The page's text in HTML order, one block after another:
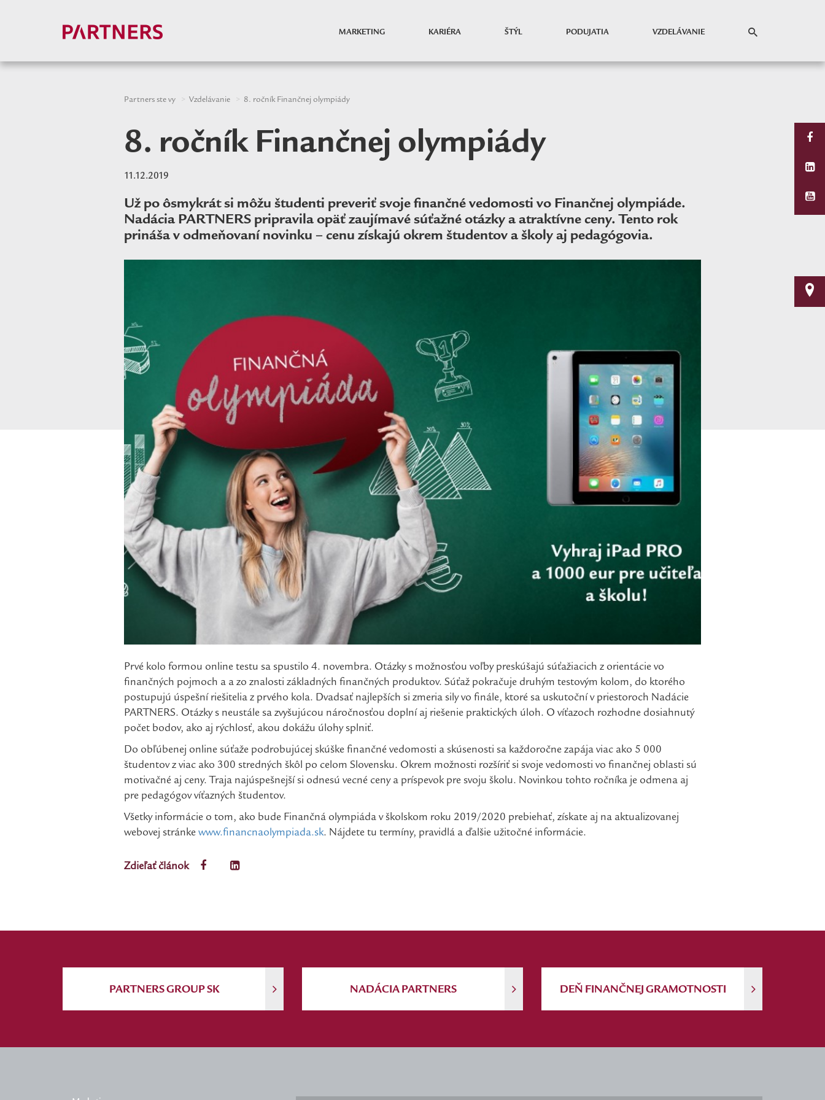
MARKETING KARIÉRA ŠTÝL PODUJATIA VZDELÁVANIE
Partners ste vy Vzdelávanie 8. ročník Finančnej olympiády
8. ročník Finančnej olympiády
11.12.2019
Už po ôsmykrát si môžu študenti preveriť svoje finančné vedomosti vo Finančnej olympiáde.
Nadácia PARTNERS pripravila opäť zaujímavé súťažné otázky a atraktívne ceny. Tento rok
prináša v odmeňovaní novinku – cenu získajú okrem študentov a školy aj pedagógovia.
Prvé kolo formou online testu sa spustilo 4. novembra. Otázky s možnosťou voľby preskúšajú súťažiacich z orientácie vo
finančných pojmoch a a zo znalosti základných finančných produktov. Súťaž pokračuje druhým testovým kolom, do ktorého
postupujú úspešní riešitelia z prvého kola. Dvadsať najlepších si zmeria sily vo finále, ktoré sa uskutoční v priestoroch Nadácie
PARTNERS. Otázky s neustále sa zvyšujúcou náročnosťou doplní aj riešenie praktických úloh. O víťazoch rozhodne dosiahnutý
počet bodov, ako aj rýchlosť, akou dokážu úlohy splniť.
Do obľúbenej online súťaže podrobujúcej skúške finančné vedomosti a skúsenosti sa každoročne zapája viac ako 5 000
študentov z viac ako 300 stredných škôl po celom Slovensku. Okrem možnosti rozšíriť si svoje vedomosti vo finančnej oblasti sú
motivačné aj ceny. Traja najúspešnejší si odnesú vecné ceny a príspevok pre svoju školu. Novinkou tohto ročníka je odmena aj
pre pedagógov víťazných študentov.
Všetky informácie o tom, ako bude Finančná olympiáda v školskom roku 2019/2020 prebiehať, získate aj na aktualizovanej
webovej stránke www.financnaolympiada.sk. Nájdete tu termíny, pravidlá a ďalšie užitočné informácie.
Zdieľať článok
PARTNERS GROUP SK NADÁCIA PARTNERS DEŇ FINANČNEJ GRAMOTNOSTI